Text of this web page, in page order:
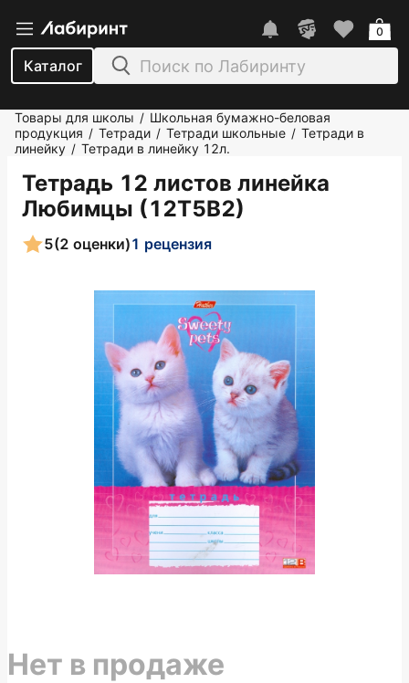
Каталог
0
Товары для школы / Школьная бумажно-беловая
продукция / Тетради / Тетради школьные / Тетради в
линейку / Тетради в линейку 12л.
Тетрадь 12 листов линейка
Любимцы (12Т5В2)
5(2 оценки)1 рецензия
Нет в продаже